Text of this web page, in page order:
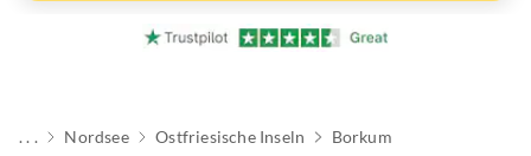
. . . Nordsee Ostfriesische Inseln Borkum